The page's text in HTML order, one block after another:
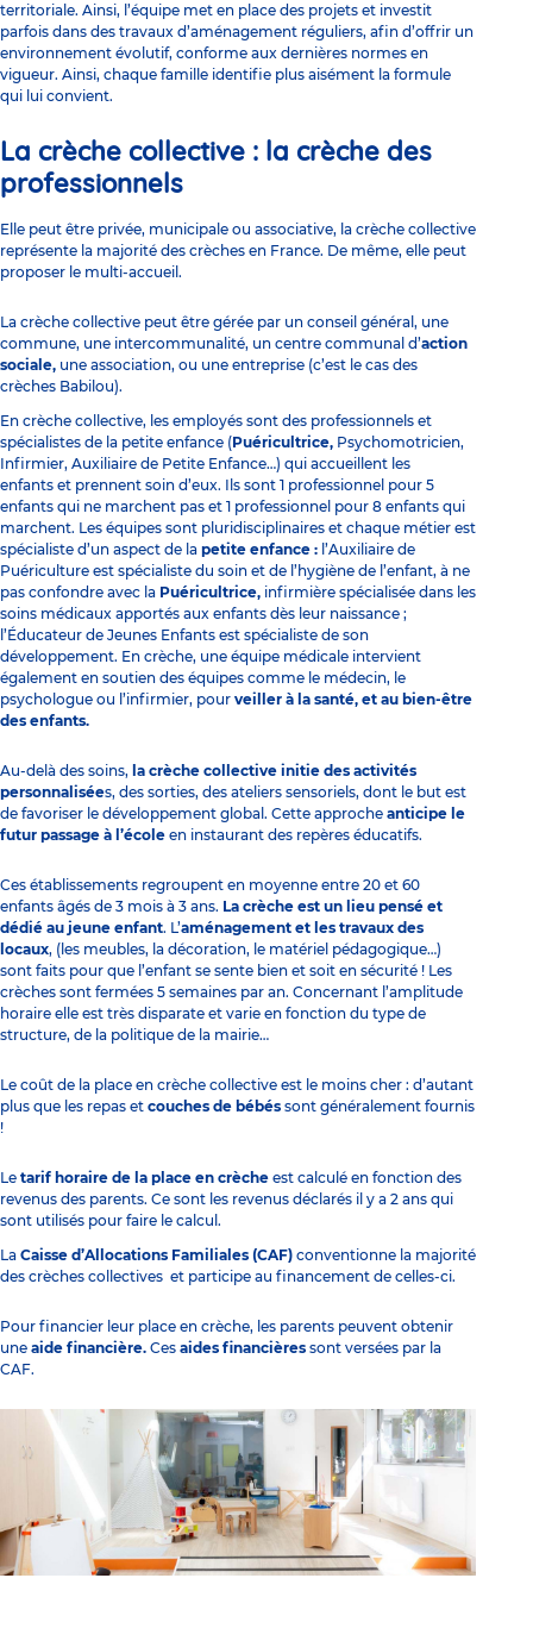
territoriale. Ainsi, l’équipe met en place des projets et investit
parfois dans des travaux d’aménagement réguliers, afin d’offrir un
environnement évolutif, conforme aux dernières normes en
vigueur. Ainsi, chaque famille identifie plus aisément la formule
qui lui convient.
La crèche collective : la crèche des
professionnels
Elle peut être privée, municipale ou associative, la crèche collective
représente la majorité des crèches en France. De même, elle peut
proposer le multi-accueil.
La crèche collective peut être gérée par un conseil général, une
commune, une intercommunalité, un centre communal d’action
sociale, une association, ou une entreprise (c’est le cas des
crèches Babilou).
En crèche collective, les employés sont des professionnels et
spécialistes de la petite enfance (Puéricultrice, Psychomotricien,
Infirmier, Auxiliaire de Petite Enfance…) qui accueillent les
enfants et prennent soin d’eux. Ils sont 1 professionnel pour 5
enfants qui ne marchent pas et 1 professionnel pour 8 enfants qui
marchent. Les équipes sont pluridisciplinaires et chaque métier est
spécialiste d’un aspect de la petite enfance : l’Auxiliaire de
Puériculture est spécialiste du soin et de l’hygiène de l’enfant, à ne
pas confondre avec la Puéricultrice, infirmière spécialisée dans les
soins médicaux apportés aux enfants dès leur naissance ;
l’Éducateur de Jeunes Enfants est spécialiste de son
développement. En crèche, une équipe médicale intervient
également en soutien des équipes comme le médecin, le
psychologue ou l’infirmier, pour veiller à la santé, et au bien-être
des enfants.
Au-delà des soins, la crèche collective initie des activités
personnalisées, des sorties, des ateliers sensoriels, dont le but est
de favoriser le développement global. Cette approche anticipe le
futur passage à l’école en instaurant des repères éducatifs.
Ces établissements regroupent en moyenne entre 20 et 60
enfants âgés de 3 mois à 3 ans. La crèche est un lieu pensé et
dédié au jeune enfant. L’aménagement et les travaux des
locaux, (les meubles, la décoration, le matériel pédagogique…)
sont faits pour que l’enfant se sente bien et soit en sécurité ! Les
crèches sont fermées 5 semaines par an. Concernant l’amplitude
horaire elle est très disparate et varie en fonction du type de
structure, de la politique de la mairie…
Le coût de la place en crèche collective est le moins cher : d’autant
plus que les repas et couches de bébés sont généralement fournis
!
Le tarif horaire de la place en crèche est calculé en fonction des
revenus des parents. Ce sont les revenus déclarés il y a 2 ans qui
sont utilisés pour faire le calcul.
La Caisse d’Allocations Familiales (CAF) conventionne la majorité
des crèches collectives et participe au financement de celles-ci.
Pour financier leur place en crèche, les parents peuvent obtenir
une aide financière. Ces aides financières sont versées par la
CAF.